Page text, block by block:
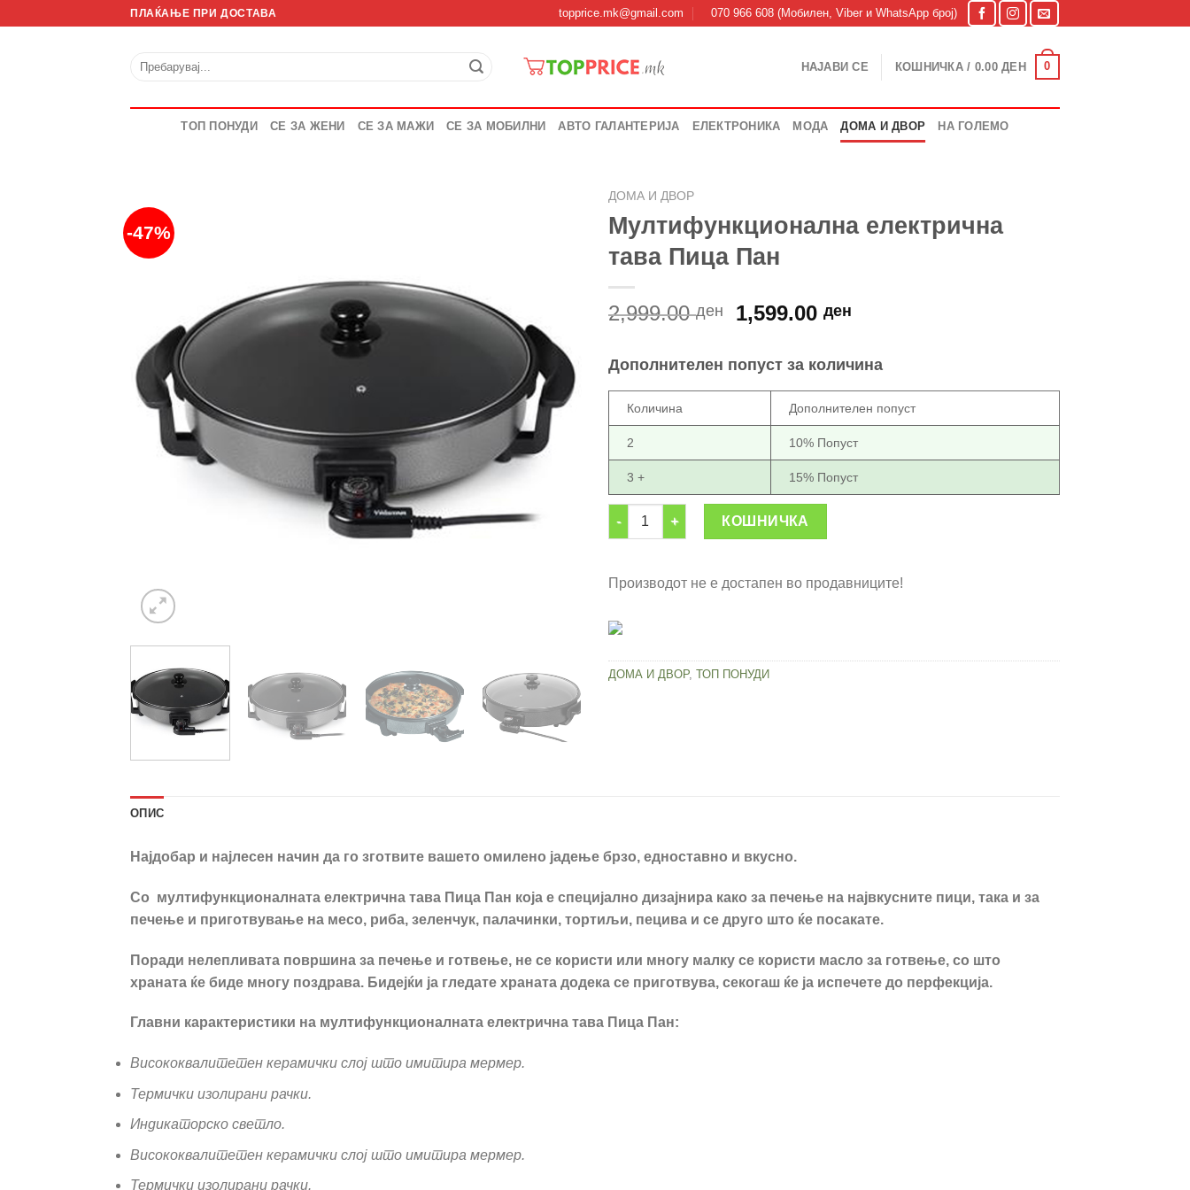
ПЛАЌАЊЕ ПРИ ДОСТАВА topprice.mk@gmail.com 070 966 608 (Мобилен, Viber и WhatsApp број)
Барај
НАЈАВИ СЕ КОШНИЧКА / 0.00ДЕН 0
ТОП ПОНУДИ СЕ ЗА ЖЕНИ СЕ ЗА МАЖИ СЕ ЗА МОБИЛНИ АВТО ГАЛАНТЕРИЈА ЕЛЕКТРОНИКА МОДА ДОМА И ДВОР НА ГОЛЕМО
-47%
ДОМА И ДВОР
Мултифункционална електрична
тава Пица Пан
2,999.00ден
Original
2,999.00 ден.
1,599.00ден
1,599.00 ден.
Дополнителен попуст за количина
Количина Дополнителен попуст
2 10% Попуст
3 + 15% Попуст
Мултифункционална електрична тава Пица Пан количина
КОШНИЧКА
Производот не е достапен во продавниците!
ДОМА И ДВОР, ТОП ПОНУДИ
ОПИС
Најдобар и најлесен начин да го зготвите вашето омилено јадење брзо, едноставно и вкусно.
Со мултифункционалната електрична тава Пица Пан која е специјално дизајнира како за печење на највкусните пици, така и за
печење и приготвување на месо, риба, зеленчук, палачинки, тортиљи, пецива и се друго што ќе посакате.
Поради нелепливата површина за печење и готвење, не се користи или многу малку се користи масло за готвење, со што
храната ќе биде многу поздрава. Бидејќи ја гледате храната додека се приготвува, секогаш ќе ја испечете до перфекција.
Главни карактеристики на мултифункционалната електрична тава Пица Пан:
Висококвалитетен керамички слој што имитира мермер.
Термички изолирани рачки.
Индикаторско светло.
Висококвалитетен керамички слој што имитира мермер.
Термички изолирани рачки.